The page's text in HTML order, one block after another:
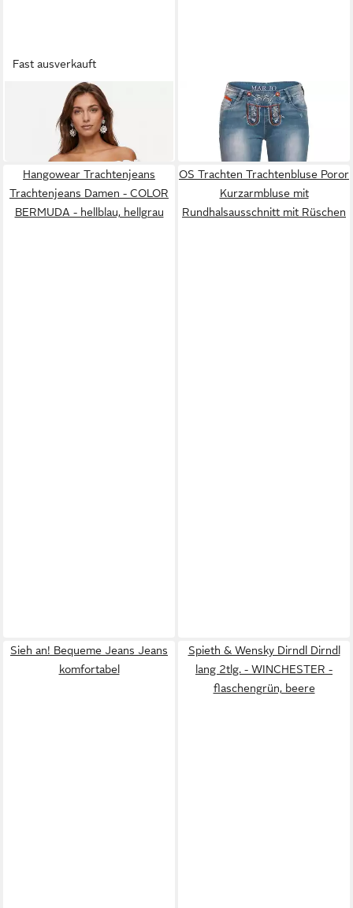
Fast ausverkauft
RAMONA LIPPERT
Trachtenbluse Bluse Laila
weiß mit Knopfleiste
Schnürung im Rückteil
Trachtenhose K69-
FRANZISKA
99,95 €
Hangowear Trachtenjeans
Trachtenjeans Damen - COLOR
BERMUDA - hellblau, hellgrau
OS Trachten Trachtenbluse Poror
Kurzarmbluse mit
Rundhalsausschnitt mit Rüschen
Sieh an! Bequeme Jeans Jeans
komfortabel
Spieth & Wensky Dirndl Dirndl
lang 2tlg. - WINCHESTER -
flaschengrün, beere